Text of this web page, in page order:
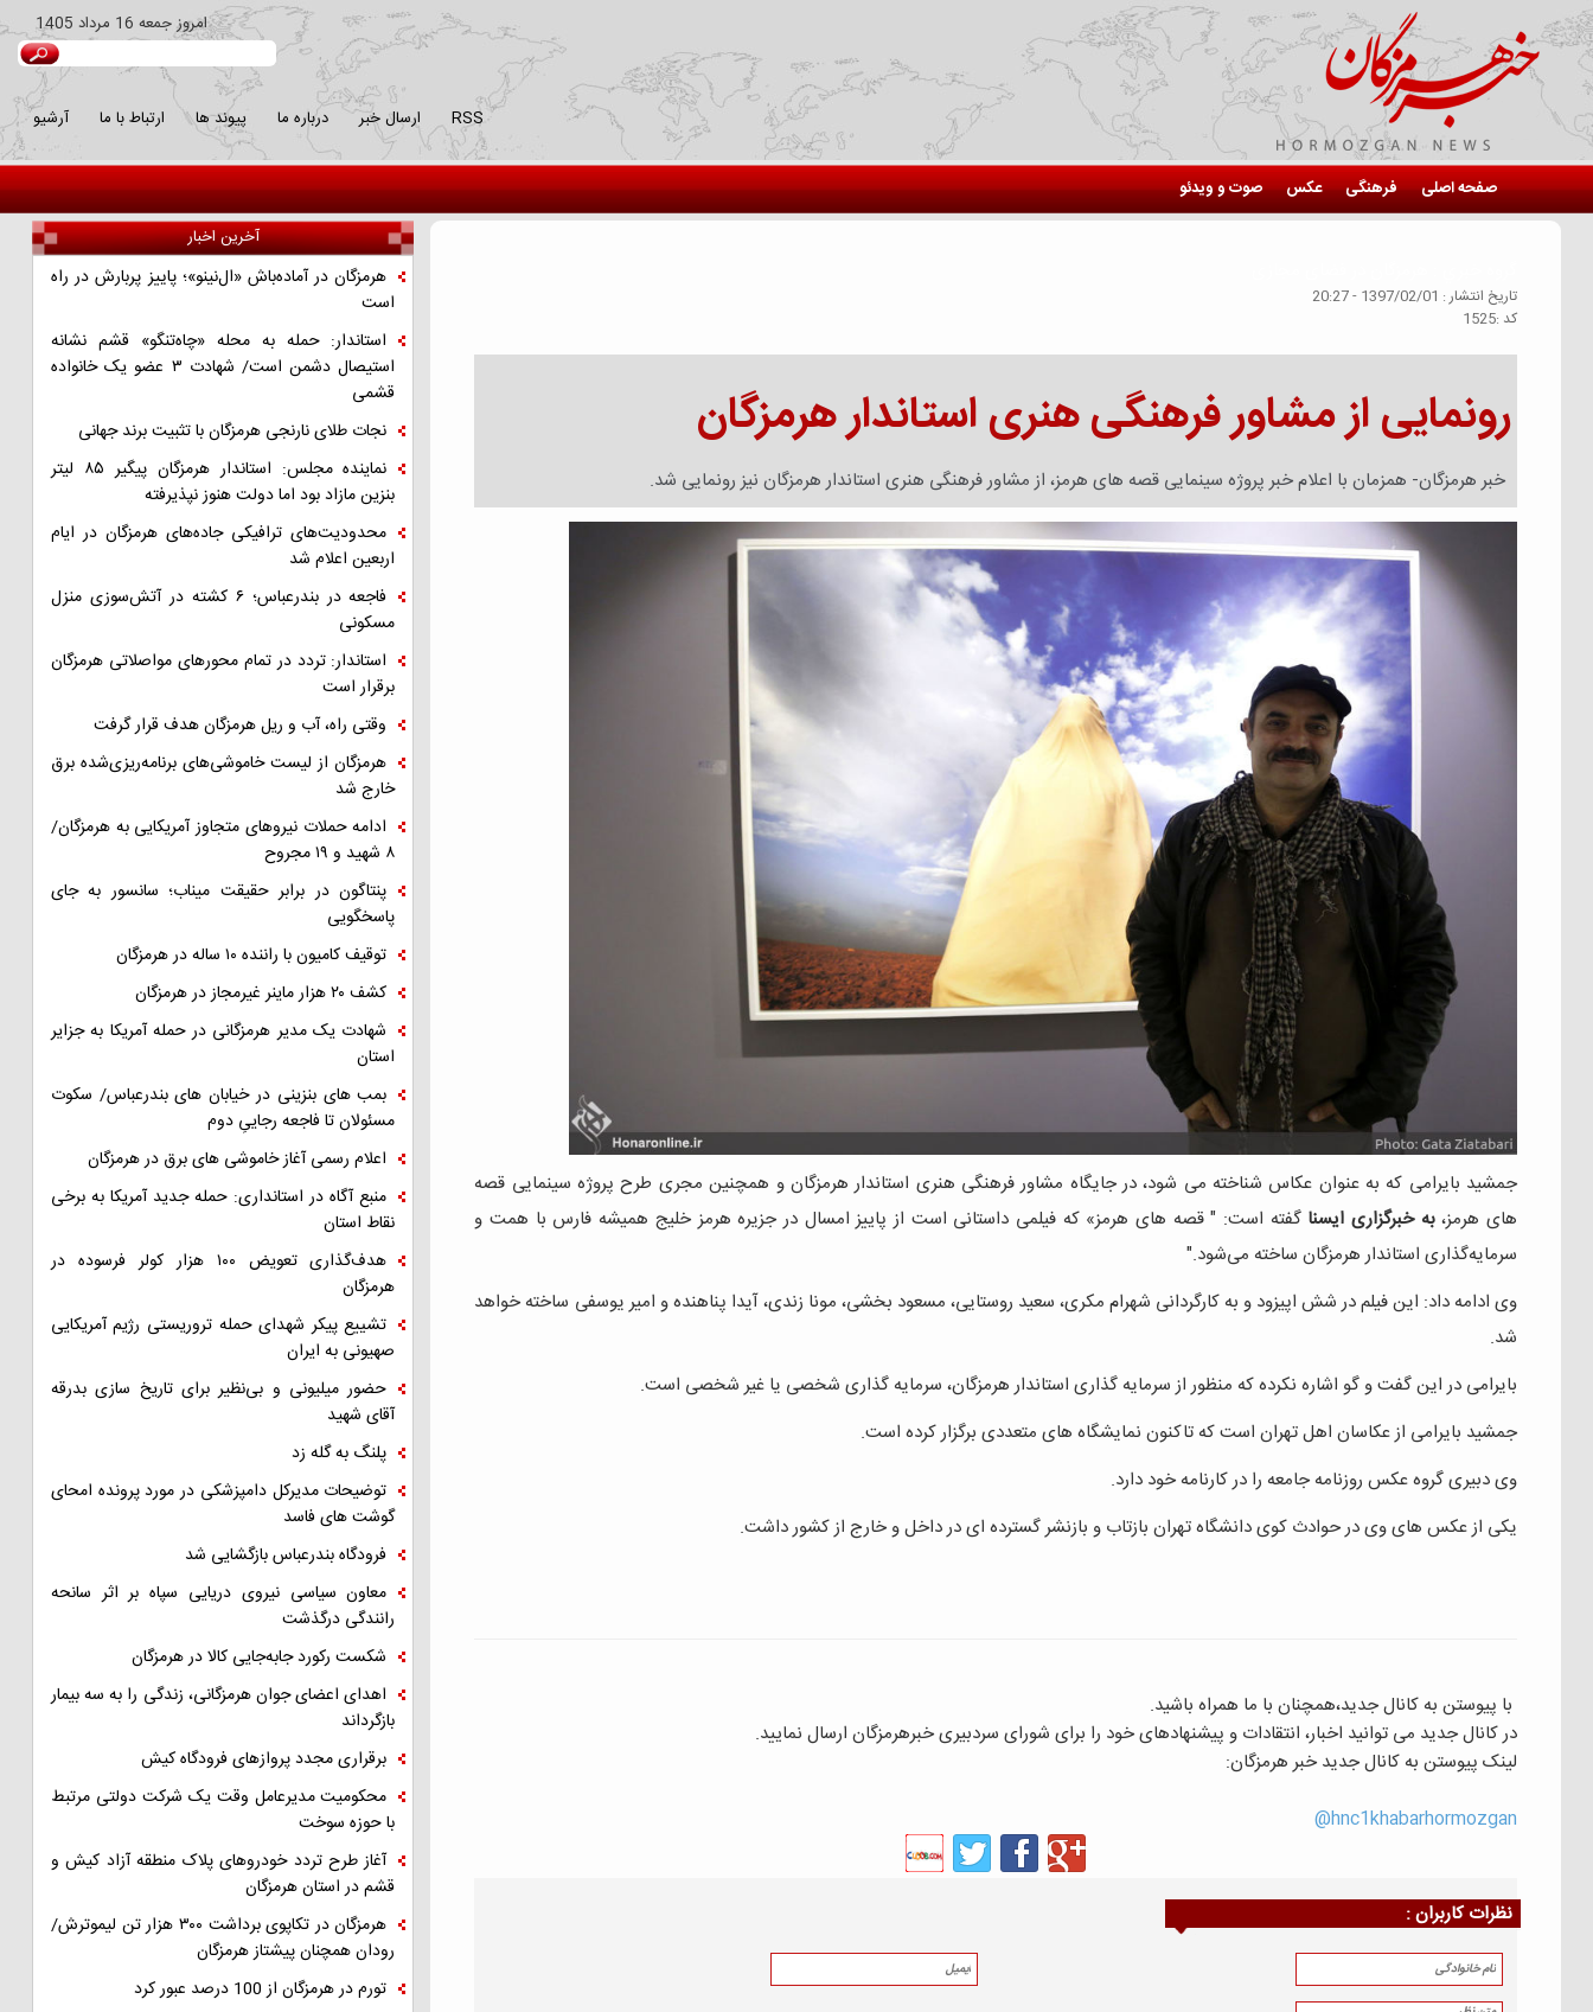
امروزجمعه 16 مرداد 1405
آرشیو ارتباط با ما پیوند ها درباره ما ارسال خبر RSS
صفحه اصلی فرهنگی عکس صوت و ویدئو
تاريخ انتشار : 1397/02/01 - 20:27
كد :1525
رونمایی از مشاور فرهنگی هنری استاندار هرمزگان
خبر هرمزگان- همزمان با اعلام خبر پروژه سینمایی قصه های هرمز، از مشاور فرهنگی هنری استاندار هرمزگان نیز رونمایی شد.
جمشید بایرامی که به عنوان عکاس شناخته می شود، در جایگاه مشاور فرهنگی هنری استاندار هرمزگان و همچنین مجری طرح پروژه سینمایی قصه
های هرمز،به خبرگزاری ایسنا گفته است: " قصه های هرمز» که فیلمی داستانی است از پاییز امسال در جزیره هرمز خلیج همیشه فارس با همت و
سرمایه‌گذاری استاندار هرمزگان ساخته می‌شود."
وی ادامه داد: این فیلم در شش اپیزود و به کارگردانی شهرام مکری، سعید روستایی، مسعود بخشی، مونا زندی، آیدا پناهنده و امیر یوسفی ساخته خواهد
شد.
بایرامی در این گفت و گو اشاره نکرده که منظور از سرمایه گذاری استاندار هرمزگان، سرمایه گذاری شخصی یا غیر شخصی است.
جمشید بایرامی از عکاسان اهل تهران است که تاکنون نمایشگاه های متعددی برگزار کرده است.
وی دبیری گروه عکس روزنامه جامعه را در کارنامه خود دارد.
یکی از عکس های وی در حوادث کوی دانشگاه تهران بازتاب و بازنشر گسترده ای در داخل و خارج از کشور داشت.
با پیوستن به کانال جدید،همچنان با ما همراه باشید.
در کانال جدید می توانید اخبار، انتقادات و پیشنهادهای خود را برای شورای سردبیری خبرهرمزگان ارسال نمایید.
لینک پیوستن به کانال جدید خبر هرمزگان:
hnc1khabarhormozgan@
نظرات كاربران :
آخرین اخبار
هرمزگان در آماده‌باش «ال‌نینو»؛ پاییز پربارش در راه
است
استاندار: حمله به محله «چاه‌تنگو» قشم نشانه
استیصال دشمن است/ شهادت ۳ عضو یک خانواده
قشمی
نجات طلای نارنجی هرمزگان با تثبیت برند جهانی
نماینده مجلس: استاندار هرمزگان پیگیر ۸۵ لیتر
بنزین مازاد بود اما دولت هنوز نپذیرفته
محدودیت‌های ترافیکی جاده‌های هرمزگان در ایام
اربعین اعلام شد
فاجعه در بندرعباس؛ ۶ کشته در آتش‌سوزی منزل
مسکونی
استاندار: تردد در تمام محورهای مواصلاتی هرمزگان
برقرار است
وقتی راه، آب و ریل هرمزگان هدف قرار گرفت
هرمزگان از لیست خاموشی‌های برنامه‌ریزی‌شده برق
خارج شد
ادامه حملات نیروهای متجاوز آمریکایی به هرمزگان/
۸ شهید و ۱۹ مجروح
پنتاگون در برابر حقیقت میناب؛ سانسور به جای
پاسخگویی
توقیف کامیون با راننده ۱۰ ساله در هرمزگان
کشف ۲۰ هزار ماینر غیرمجاز در هرمزگان
شهادت یک مدیر هرمزگانی در حمله آمریکا به جزایر
استان
بمب های بنزینی در خیابان های بندرعباس/ سکوت
مسئولان تا فاجعه رجاییِ دوم
اعلام رسمی آغاز خاموشی های برق در هرمزگان
منبع آگاه در استانداری: حمله جدید آمریکا به برخی
نقاط استان
هدف‌گذاری تعویض ۱۰۰ هزار کولر فرسوده در
هرمزگان
تشییع پیکر شهدای حمله تروریستی رژیم آمریکایی
صهیونی به ایران
حضور میلیونی و بی‌نظیر برای تاریخ سازی بدرقه
آقای شهید
پلنگ به گله زد
توضیحات مدیرکل دامپزشکی در مورد پرونده امحای
گوشت های فاسد
فرودگاه بندرعباس بازگشایی شد
معاون سیاسی نیروی دریایی سپاه بر اثر سانحه
رانندگی درگذشت
شکست رکورد جابه‌جایی کالا در هرمزگان
اهدای اعضای جوان هرمزگانی، زندگی را به سه بیمار
بازگرداند
برقراری مجدد پروازهای فرودگاه کیش
محکومیت مدیرعامل وقت یک شرکت دولتی مرتبط
با حوزه سوخت
آغاز طرح تردد خودروهای پلاک منطقه آزاد کیش و
قشم در استان هرمزگان
هرمزگان در تکاپوی برداشت ۳۰۰ هزار تن لیموترش/
رودان همچنان پیشتاز هرمزگان
تورم در هرمزگان از 100 درصد عبور کرد